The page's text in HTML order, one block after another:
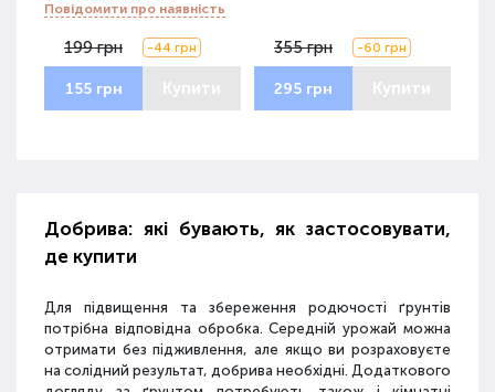
Повідомити про наявність
199 грн -44 грн
155 грн Купити
355 грн -60 грн
295 грн Купити
Добрива: які бувають, як застосовувати,
де купити
Для підвищення та збереження родючості ґрунтів
потрібна відповідна обробка. Середній урожай можна
отримати без підживлення, але якщо ви розраховуєте
на солідний результат, добрива необхідні. Додаткового